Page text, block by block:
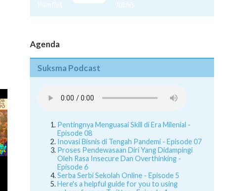
Pamflet Juknis
Agenda
Suksma Podcast
Pentingnya Menguasai Skill di Era Milenial -
Episode 08
Inovasi Bisnis di Tengah Pandemi - Episode 07
Proses Pendewasaan Diri Yang Didampingi
Oleh Rasa Insecure Dan Overthinking -
Episode 6
Serba Serbi Sekolah Online - Episode 5
Here's a helpful guide for you to using